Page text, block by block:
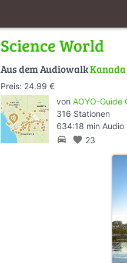
Science World
Aus dem Audiowalk
Preis: 24.99 €
von AOYO-Guide
316 Stationen
634:18 min Audio
directions_car favorite 23